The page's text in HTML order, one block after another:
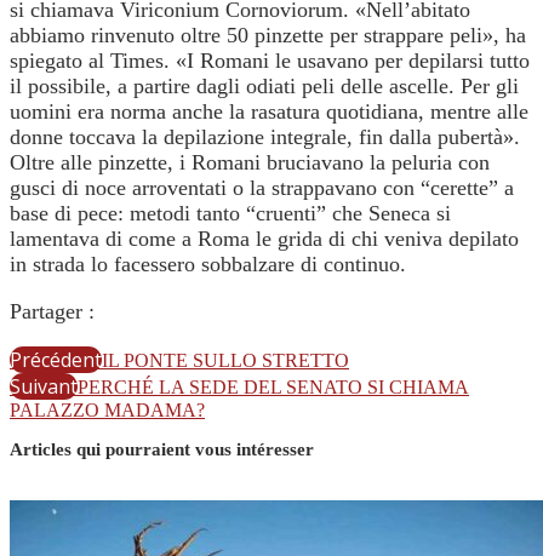
si chiamava Viriconium Cornoviorum. «Nell’abitato
abbiamo rinvenuto oltre 50 pinzette per strappare peli», ha
spiegato al Times. «I Romani le usavano per depilarsi tutto
il possibile, a partire dagli odiati peli delle ascelle. Per gli
uomini era norma anche la rasatura quotidiana, mentre alle
donne toccava la depilazione integrale, fin dalla pubertà».
Oltre alle pinzette, i Romani bruciavano la peluria con
gusci di noce arroventati o la strappavano con “cerette” a
base di pece: metodi tanto “cruenti” che Seneca si
lamentava di come a Roma le grida di chi veniva depilato
in strada lo facessero sobbalzare di continuo.
Partager :
PrécédentIL PONTE SULLO STRETTO
SuivantPERCHÉ LA SEDE DEL SENATO SI CHIAMA
PALAZZO MADAMA?
Articles qui pourraient vous intéresser